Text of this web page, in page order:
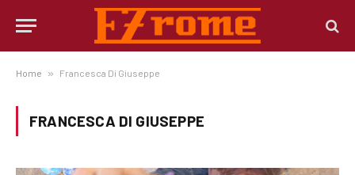
Home » Francesca Di Giuseppe
FRANCESCA DI GIUSEPPE